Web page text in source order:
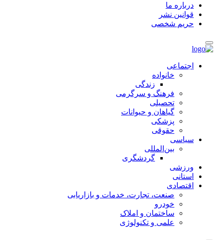
درباره ما
قوانین نشر
حریم شخصی
اجتماعی
خانواده
زندگی
فرهنگ و سرگرمی
تحصیلی
گیاهان و حیوانات
پزشکی
حقوقی
سیاسی
بین‌المللی
گردشگری
ورزشی
استانی
اقتصادی
صنعت، تجارت، خدمات و بازاریابی
خودرو
ساختمان و املاک
علمی و تکنولوژی